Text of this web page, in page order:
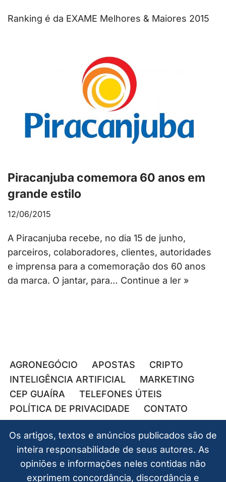
Ranking é da EXAME Melhores & Maiores 2015
Piracanjuba comemora 60 anos em
grande estilo
12/06/2015
A Piracanjuba recebe, no dia 15 de junho,
parceiros, colaboradores, clientes, autoridades
e imprensa para a comemoração dos 60 anos
da marca. O jantar, para… Continue a ler »
AGRONEGÓCIO APOSTAS
CRIPTO
INTELIGÊNCIA ARTIFICIAL
MARKETING
CEP GUAÍRA
TELEFONES ÚTEIS
POLÍTICA DE PRIVACIDADE
CONTATO
Os artigos, textos e anúncios publicados são de
inteira responsabilidade de seus autores. As
opiniões e informações neles contidas não
exprimem concordância, discordância e